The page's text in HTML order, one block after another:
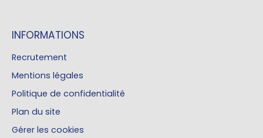
INFORMATIONS
Recrutement
Mentions légales
Politique de confidentialité
Plan du site
Gérer les cookies